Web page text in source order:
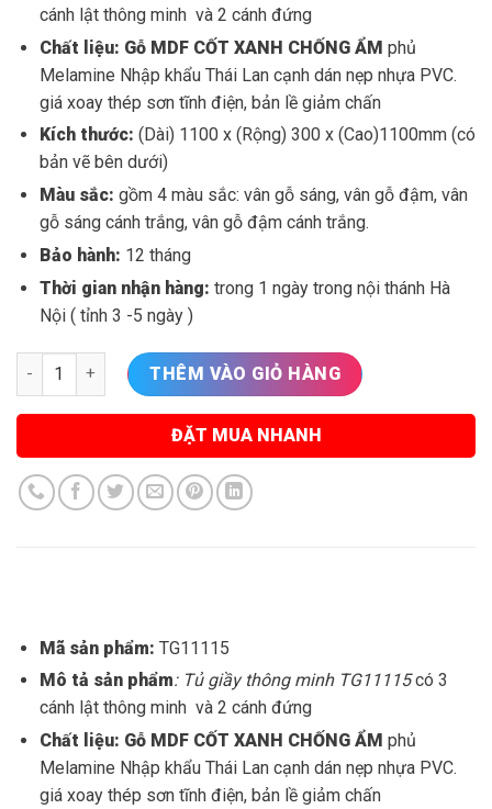
3.300.000₫.
cánh lật thông minh và 2 cánh đứng
Chất liệu: Gỗ MDF CỐT XANH CHỐNG ẨM phủ
Melamine Nhập khẩu Thái Lan cạnh dán nẹp nhựa PVC.
giá xoay thép sơn tĩnh điện, bản lề giảm chấn
Kích thước: (Dài) 1100 x (Rộng) 300 x (Cao)1100mm (có
bản vẽ bên dưới)
Màu sắc: gồm 4 màu sắc: vân gỗ sáng, vân gỗ đậm, vân
gỗ sáng cánh trắng, vân gỗ đậm cánh trắng.
Bảo hành: 12 tháng
Thời gian nhận hàng: trong 1 ngày trong nội thánh Hà
Nội ( tỉnh 3 -5 ngày )
Tủ giầy thông minh 5 cánh TG11115 số lượng
THÊM VÀO GIỎ HÀNG
ĐẶT MUA NHANH
Mã sản phẩm: TG11115
Mô tả sản phẩm: Tủ giầy thông minh TG11115có 3
cánh lật thông minh và 2 cánh đứng
Chất liệu: Gỗ MDF CỐT XANH CHỐNG ẨM phủ
Melamine Nhập khẩu Thái Lan cạnh dán nẹp nhựa PVC.
giá xoay thép sơn tĩnh điện, bản lề giảm chấn